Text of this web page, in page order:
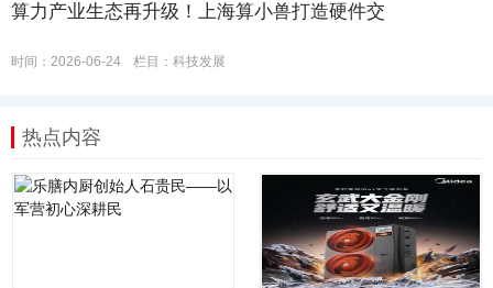
算力产业生态再升级！上海算小兽打造硬件交
时间：2026-06-24 栏目： 科技发展
热点内容